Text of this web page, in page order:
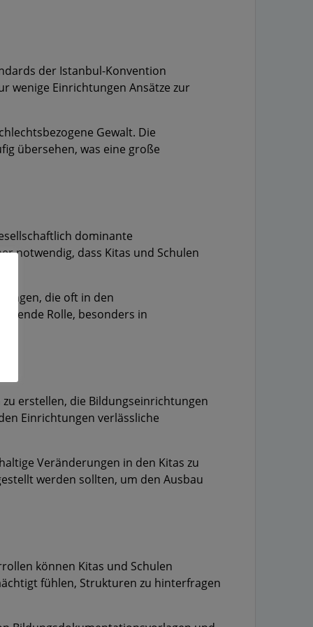
der Istanbul-Konvention
wenige Einrichtungen Ansätze zur
Gewalt. Die
übersehen, was eine große
dominante
notwendig, dass Kitas und Schulen
die oft in den
Rolle, besonders in
erstellen, die Bildungseinrichtungen
Einrichtungen verlässliche
Veränderungen in den Kitas zu
werden sollten, um den Ausbau
können Kitas und Schulen
fühlen, Strukturen zu hinterfragen